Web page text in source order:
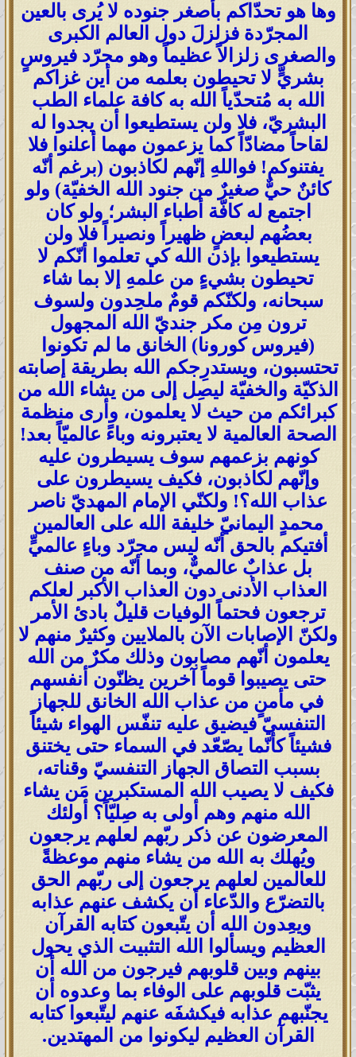
وها هو تحدّاكم بأصغر جنوده لا يُرى بالعين
المجرّدة فزلزلَ دول العالم الكبرى
والصغرى زلزالاً عظيماً وهو مجرّد فيروسٍ
بشريٍّ لا تحيطون بعلمه من أين غزاكم
الله به مُتحدّياً الله به كافة علماء الطب
البشريّ، فلا ولن يستطيعوا أن يجدوا له
لقاحاً مضادّاً كما يزعمون مهما أعلنوا فلا
يفتنوكم! فواللهِ إنّهم لكاذبون (برغم أنّه
كائنٌ حيٌّ صغيرٌ من جنود الله الخفيّة) ولو
اجتمع له كافّة أطباء البشر؛ ولو كان
بعضُهم لبعضٍ ظهيراً ونصيراً فلا ولن
يستطيعوا بإذن الله كي تعلموا أنّكم لا
تحيطون بشيءٍ من علمهِ إلا بما شاء
سبحانه، ولكنّكم قومٌ ملحِدون ولسوف
ترون مِن مكر جنديّ الله المجهول
(فيروس كورونا) الخانق ما لم تكونوا
تحتسبون، ويستدرِجكم الله بطريقة إصابته
الذكيّة والخفيّة ليصِل إلى من يشاء الله من
كبرائكم من حيث لا يعلمون، وأرى منظمة
الصحة العالمية لا يعتبرونه وباءً عالميّاً بعد!
كونهم بزعمهم سوف يسيطرون عليه
وإنّهم لكاذبون، فكيف يسيطرون على
عذاب الله؟! ولكنّي الإمام المهديّ ناصر
محمدٍ اليمانيّ خليفة الله على العالمين
أفتيكم بالحق أنّه ليس مجرّد وباءٍ عالميٍّ
بل عذابٌ عالميٌّ، وبما أنّه من صنف
العذاب الأدنى دون العذاب الأكبر لعلكم
ترجعون فحتماً الوفيات قليلٌ بادئ الأمر
ولكنّ الإصابات الآن بالملايين وكثيرٌ منهم لا
يعلمون أنّهم مصابون وذلك مكرٌ من الله
حتى يصيبوا قوماً آخرين يظنّون أنفسهم
في مأمنٍ من عذاب الله الخانق للجهاز
التنفسيّ فيضيق عليه تنفّس الهواء شيئاً
فشيئاً كأنّما يصّعّد في السماء حتى يختنق
بسبب التصاق الجهاز التنفسيّ وقناته،
فكيف لا يصيب الله المستكبرين مَن يشاء
الله منهم وهم أولى به صِليّاً؟ أولئك
المعرضون عن ذكر ربّهم لعلهم يرجعون
ويُهلك به الله من يشاء منهم موعظةً
للعالمين لعلهم يرجعون إلى ربّهم الحق
بالتضرّع والدّعاء أن يكشف عنهم عذابه
ويعِدون الله أن يتّبعون كتابه القرآن
العظيم ويسألوا الله التثبيت الذي يحول
بينهم وبين قلوبهم فيرجون من الله أن
يثبّت قلوبهم على الوفاء بما وعدوه أن
يجنّبهم عذابه فيكشفَه عنهم ليتّبعوا كتابه
القرآن العظيم ليكونوا من المهتدين.